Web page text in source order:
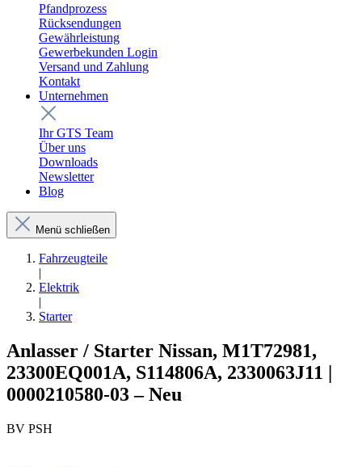
Pfandprozess
Rücksendungen
Gewährleistung
Gewerbekunden Login
Versand und Zahlung
Kontakt
Unternehmen
Ihr GTS Team
Über uns
Downloads
Newsletter
Blog
Menü schließen
Fahrzeugteile
|
Elektrik
|
Starter
Anlasser / Starter Nissan, M1T72981,
23300EQ001A, S114806A, 2330063J11 |
0000210580-03 – Neu
BV PSH